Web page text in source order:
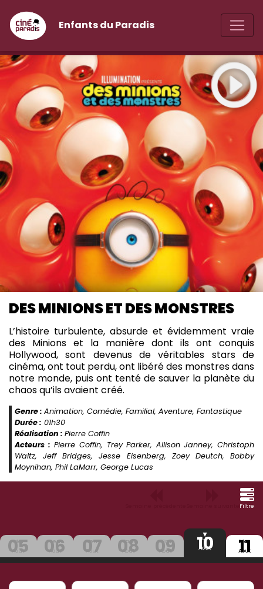
Enfants du Paradis
DES MINIONS ET DES MONSTRES
L’histoire turbulente, absurde et évidemment vraie
des Minions et la manière dont ils ont conquis
Hollywood, sont devenus de véritables stars de
cinéma, ont tout perdu, ont libéré des monstres dans
notre monde, puis ont tenté de sauver la planète du
chaos qu’ils avaient créé.
Genre : Animation, Comédie, Familial, Aventure, Fantastique
Durée : 01h30
Réalisation : Pierre Coffin
Acteurs : Pierre Coffin, Trey Parker, Allison Janney, Christoph
Waltz, Jeff Bridges, Jesse Eisenberg, Zoey Deutch, Bobby
Moynihan, Phil LaMarr, George Lucas
Filtre
Mer
05
Aout
Jeu
06
Aout
Ven
07
Aout
Sam
08
Aout
Dim
09
Aout
Lun
10
Aout
Mar
11
Aout